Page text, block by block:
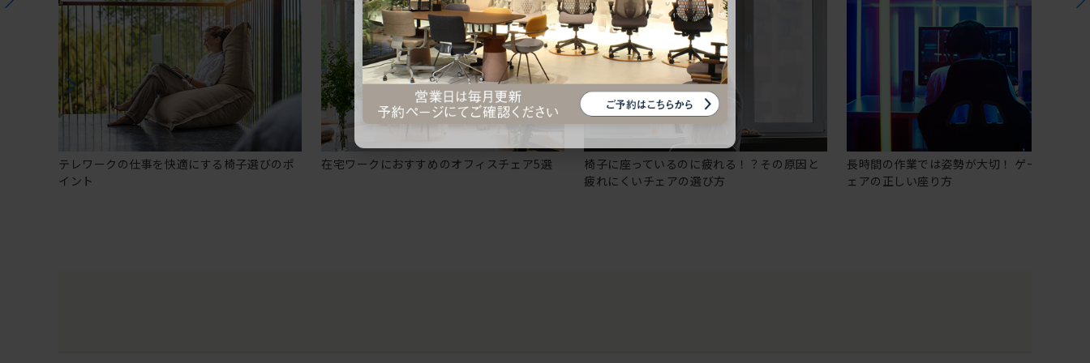
テレワークの仕事を快適にする椅子選びのポ
イント
在宅ワークにおすすめのオフィスチェア5選
椅子に座っているのに疲れる！？その原因と
疲れにくいチェアの選び方
長時間の作業では姿勢が大切！ ゲーミングチ
ェアの正しい座り方